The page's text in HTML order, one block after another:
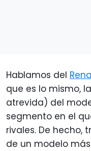
Hablamos del
que es lo mismo,
atrevida) del
segmento en el
rivales. De hecho,
de un modelo